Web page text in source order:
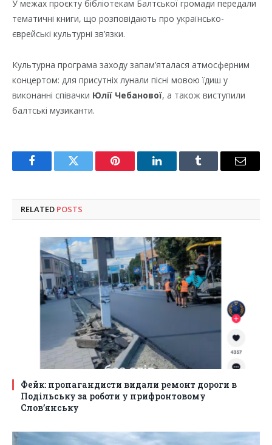
У межах проєкту бібліотекам Балтської громади передали
тематичні книги, що розповідають про українсько-
єврейські культурні зв’язки.
Культурна програма заходу запам’яталася атмосферним
концертом: для присутніх лунали пісні мовою їдиш у
виконанні співачки Юлії Чебанової, а також виступили
балтські музиканти.
FacebookTwitter Pinterest LinkedInTumblr Email
RELATED POSTS
Фейк: пропагандисти видали ремонт дороги в
Подільську за роботи у прифронтовому
Слов’янську